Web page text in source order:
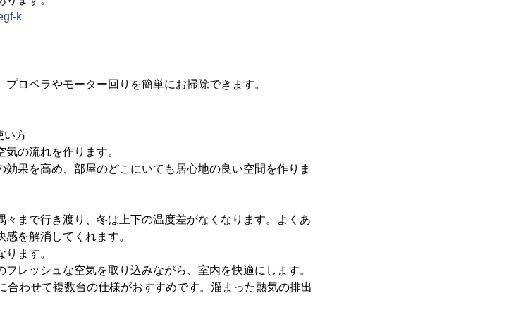
k
ロペラやモーター回りを簡単にお掃除できます。
い方
の流れを作ります。
果を高め、部屋のどこにいても居心地の良い空間を作りま
まで行き渡り、冬は上下の温度差がなくなります。よくあ
を解消してくれます。
ます。
レッシュな空気を取り込みながら、室内を快適にします。
合わせて複数台の仕様がおすすめです。溜まった熱気の排出